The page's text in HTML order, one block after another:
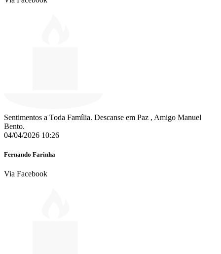
Sentimentos a Toda Família. Descanse em Paz , Amigo Manuel
Bento.
04/04/2026 10:26
Fernando Farinha
Via Facebook